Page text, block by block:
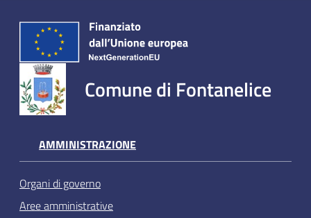
Comune di Fontanelice
AMMINISTRAZIONE
Organi di governo
Aree amministrative